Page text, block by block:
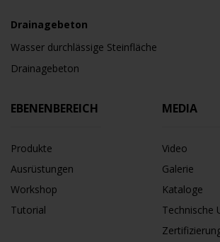
Drainagebeton
Wasser durchlässige Steinfläche
Drainagebeton
EBENENBEREICH
Produkte
Ausrüstungen
Workshop
Tutorial
MEDIA
Video
Galerie
Kataloge
Technische